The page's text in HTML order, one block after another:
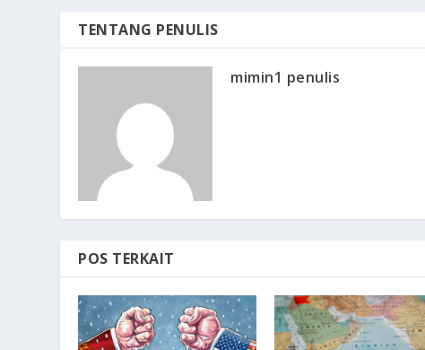
TENTANG PENULIS
mimin1 penulis
POS TERKAIT